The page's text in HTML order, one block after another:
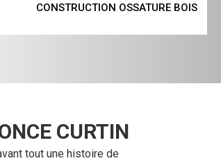
CONSTRUCTION OSSATURE BOIS
CURTIN
tout une histoire de